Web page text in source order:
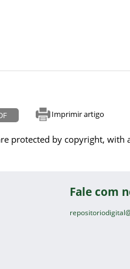
Imprimir artigo
protected by copyright,
Fale com